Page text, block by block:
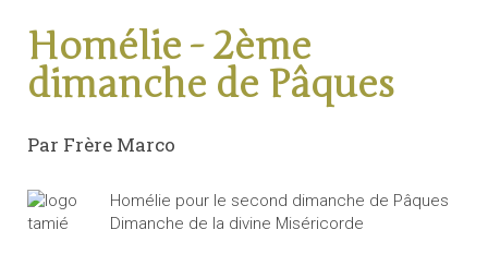
Homélie - 2ème
dimanche de Pâques
Par Frère Marco
Homélie pour le second dimanche de Pâques
Dimanche de la divine Miséricorde